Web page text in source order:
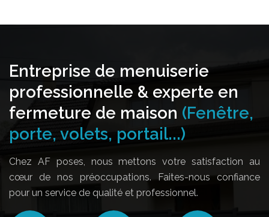
Entreprise de menuiserie
professionnelle & experte en
fermeture de maison (Fenêtre,
porte, volets, portail...)
Chez AF poses, nous mettons votre satisfaction au
cœur de nos préoccupations. Faites-nous confiance
pour un service de qualité et professionnel.